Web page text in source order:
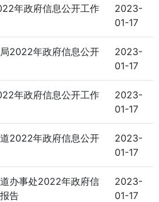
年政府信息公开工作
2023-
01-17
2022年政府信息公开
2023-
01-17
年政府信息公开工作
2023-
01-17
2022年政府信息公开
2023-
01-17
办事处2022年政府信
告
2023-
01-17